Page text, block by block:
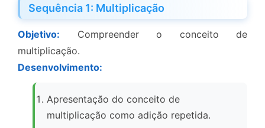
Sequência 1: Multiplicação
Objetivo: Compreender o conceito de
multiplicação.
Desenvolvimento:
Apresentação do conceito de
multiplicação como adição repetida.